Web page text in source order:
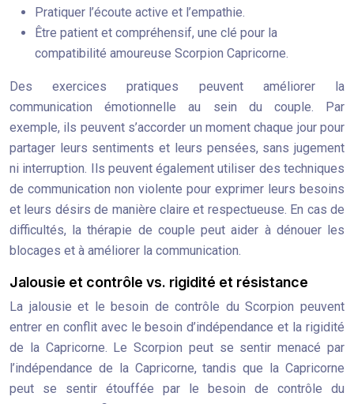
Pratiquer l’écoute active et l’empathie.
Être patient et compréhensif, une clé pour la
compatibilité amoureuse Scorpion Capricorne.
Des exercices pratiques peuvent améliorer la
communication émotionnelle au sein du couple. Par
exemple, ils peuvent s’accorder un moment chaque jour pour
partager leurs sentiments et leurs pensées, sans jugement
ni interruption. Ils peuvent également utiliser des techniques
de communication non violente pour exprimer leurs besoins
et leurs désirs de manière claire et respectueuse. En cas de
difficultés, la thérapie de couple peut aider à dénouer les
blocages et à améliorer la communication.
Jalousie et contrôle vs. rigidité et résistance
La jalousie et le besoin de contrôle du Scorpion peuvent
entrer en conflit avec le besoin d’indépendance et la rigidité
de la Capricorne. Le Scorpion peut se sentir menacé par
l’indépendance de la Capricorne, tandis que la Capricorne
peut se sentir étouffée par le besoin de contrôle du